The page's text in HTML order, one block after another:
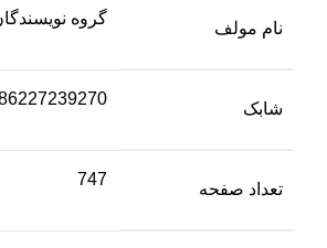
نام مولف
گروه
شابک
تعداد صفحه
747